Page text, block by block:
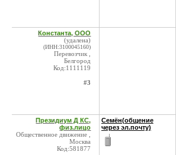
Константа, ООО
(удалена)
(ИНН:3100045160)
Перевозчик ,
Белгород
Код:1111119
#3
Президиум Д КС,
физ.лицо
Общественное движение ,
Москва
Код:581877
Семён(общение
через эл.почту)